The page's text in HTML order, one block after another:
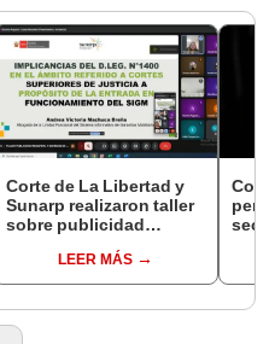
Corte de La Libertad y
Sunarp realizaron taller
sobre publicidad
LEER MÁS